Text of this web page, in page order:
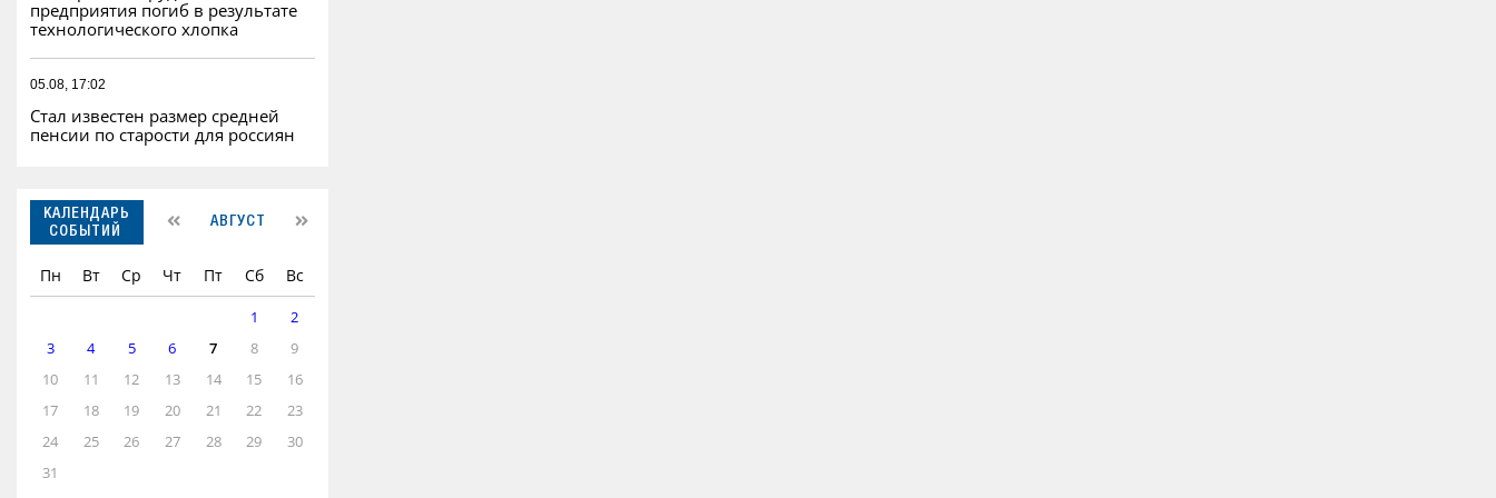
предприятия погиб в результате
технологического хлопка
05.08, 17:02
Стал известен размер средней
пенсии по старости для россиян
КАЛЕНДАРЬ
СОБЫТИЙ
АВГУСТ
Пн Вт Ср Чт Пт Сб Вс
1
2
3
4 5 6 7 8
9
10
11 12 13 14 15
16
17
18 19 20 21 22
23
24
25 26 27 28 29
30
31